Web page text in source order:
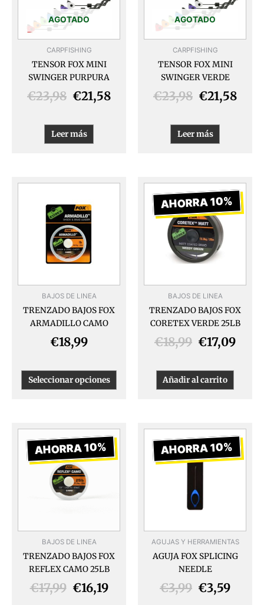
AGOTADO
CARPFISHING
TENSOR FOX MINI
SWINGER PURPURA
€23,98 €21,58
Leer más
AGOTADO
CARPFISHING
TENSOR FOX MINI
SWINGER VERDE
€23,98 €21,58
Leer más
BAJOS DE LINEA
TRENZADO BAJOS FOX
ARMADILLO CAMO
€18,99
Seleccionar opciones
Este
pueden
AHORRA 10%
BAJOS DE LINEA
TRENZADO BAJOS FOX
CORETEX VERDE 25LB
€18,99
El
precio
original
era:
€18,99.
€17,09
El
Añadir al carrito
AHORRA 10%
BAJOS DE LINEA
TRENZADO BAJOS FOX
REFLEX CAMO 25LB
€17,99
El
precio
original
era:
€17,99.
€16,19
El
precio
actual
AHORRA 10%
AGUJAS Y HERRAMIENTAS
AGUJA FOX SPLICING
NEEDLE
€3,99
El
precio
original
€3,99.
€3,59
El